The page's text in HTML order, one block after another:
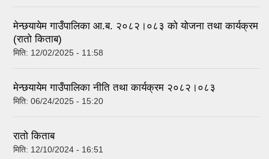
मेन्छयायेम गाउँपालिका आ.ब. २०८२।०८३ को योजना तथा कार्यक्रम
(रातो किताब)
मिति: 12/02/2025 - 11:58
मेन्छयायेम गाउँपालिका नीति तथा कार्यक्रम २०८२।०८३
मिति: 06/24/2025 - 15:20
रातो किताब
मिति: 12/10/2024 - 16:51